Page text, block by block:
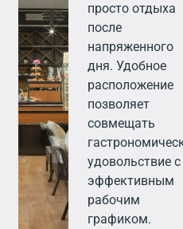
просто отдыха
после
напряженного
дня. Удобное
расположение
позволяет
совмещать
удовольствие с
эффективным
рабочим
графиком.